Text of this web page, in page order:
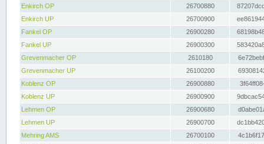
Enkirch OP
26700880
Enkirch UP
26700900
Fankel OP
26900280
Fankel UP
26900300
Grevenmacher OP
2610180
Grevenmacher UP
26100200
Koblenz OP
26900880
Koblenz UP
26900900
Lehmen OP
26900680
Lehmen UP
26900700
Mehring AMS
26700100